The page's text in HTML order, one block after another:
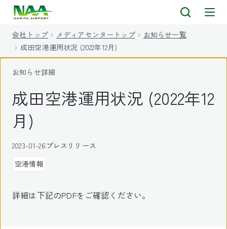
会社トップ メディアセンタートップ
お知らせ一覧
成田空港運用状況 (2022年12月)
お知らせ詳細
成田空港運用状況 (2022年12
月)
2023-01-26プレスリリース
空港情報
詳細は下記のPDFをご確認ください。